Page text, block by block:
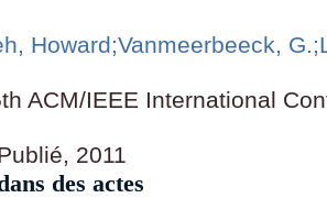
Howard;Vanmeerbeeck, G.
ACM/IEEE International
2011
des actes